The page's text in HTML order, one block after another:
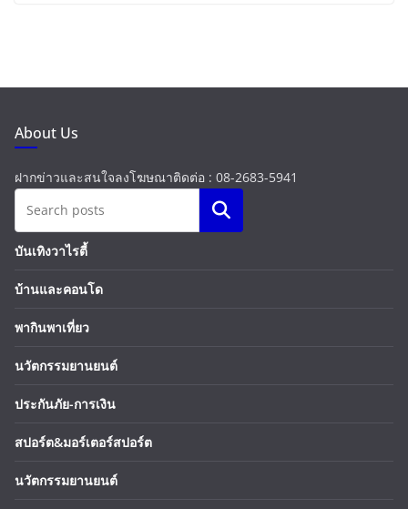
About Us
ฝากข่าวและสนใจลงโฆษณาติดต่อ : 08-2683-5941
Search
บันเทิงวาไรตี้
บ้านและคอนโด
พากินพาเที่ยว
นวัตกรรมยานยนต์
ประกันภัย-การเงิน
สปอร์ต&มอร์เตอร์สปอร์ต
นวัตกรรมยานยนต์